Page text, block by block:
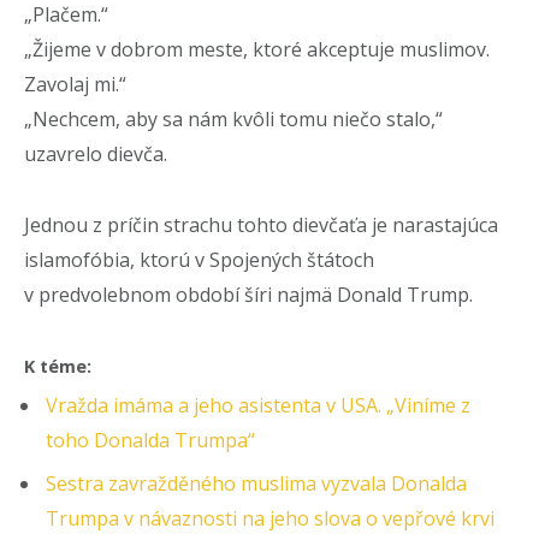
„Plačem.“
„Žijeme v dobrom meste, ktoré akceptuje muslimov.
Zavolaj mi.“
„Nechcem, aby sa nám kvôli tomu niečo stalo,“
uzavrelo dievča.
Jednou z príčin strachu tohto dievčaťa je narastajúca
islamofóbia, ktorú v Spojených štátoch
v predvolebnom období šíri najmä Donald Trump.
K téme:
Vražda imáma a jeho asistenta v USA. „Viníme z
toho Donalda Trumpa“
Sestra zavražděného muslima vyzvala Donalda
Trumpa v návaznosti na jeho slova o vepřové krvi